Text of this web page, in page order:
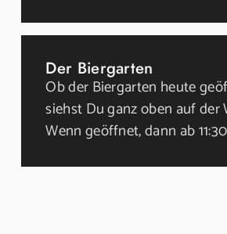
Der Biergarten
Ob der Biergarten heute
siehst Du ganz oben auf der
Wenn geöffnet, dann ab